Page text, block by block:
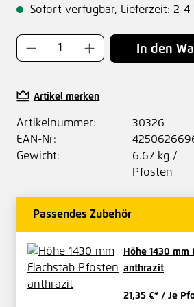
Sofort verfügbar, Lieferzeit: 2-4
Produkt Anzahl: Gib
In den
Artikel merken
Artikelnummer:
30326
EAN-Nr:
Gewicht:
6.67 kg /
Pfosten
Passendes Zubehör
Höhe 1430
anthrazit
21,35 €* / Je